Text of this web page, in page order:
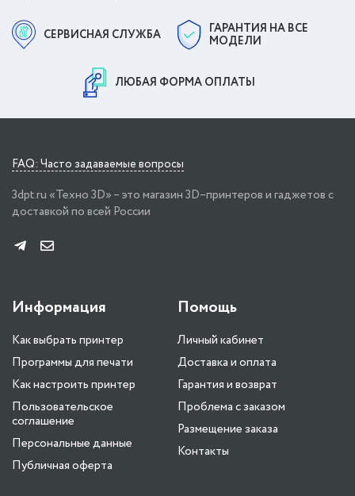
СЕРВИСНАЯ СЛУЖБА
ГАРАНТИЯ НА ВСЕ
МОДЕЛИ
ЛЮБАЯ ФОРМА ОПЛАТЫ
FAQ: Часто задаваемые вопросы
3dpt.ru «Техно 3D» – это магазин 3D–принтеров и гаджетов с
доставкой по всей России
Информация
Как выбрать принтер
Программы для печати
Как настроить принтер
Пользовательское
соглашение
Персональные данные
Публичная оферта
Помощь
Личный кабинет
Доставка и оплата
Гарантия и возврат
Проблема с заказом
Размещение заказа
Контакты